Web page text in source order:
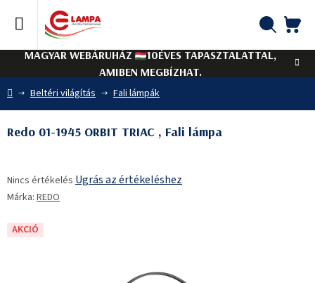
tartalomhoz
MAGYAR WEBÁRUHÁZ
10ÉVES TAPASZTALATTAL,
AMIBEN MEGBÍZHAT.
Kezdőlap
Beltéri világítás Fali lámpák
Redo 01-1945 ORBIT TRIAC , Fali lámpa
termék
átlagos
5-
Nincs értékelés Ugrás az értékeléshez
Márka: REDO
AKCIÓ